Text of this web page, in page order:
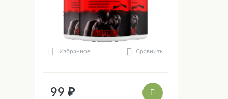
Избранное Сравнить
99 ₽